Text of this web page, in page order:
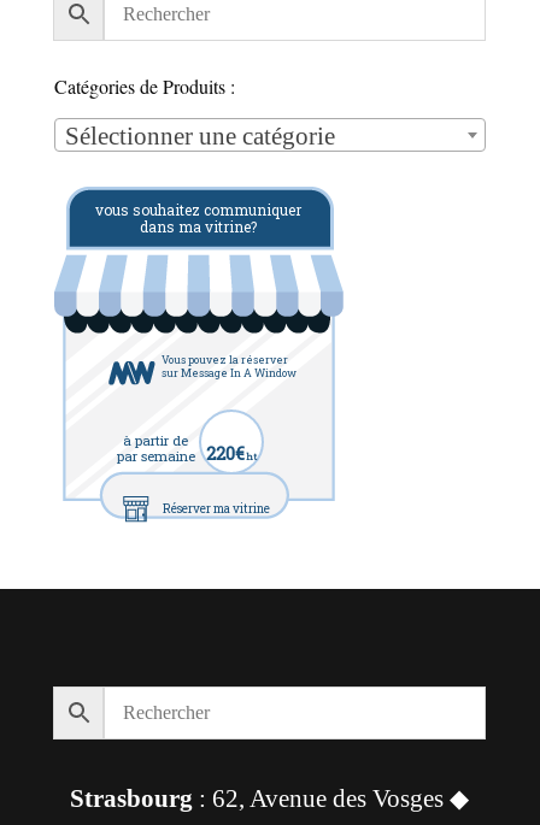
Catégories de Produits :
Sélectionner une catégorie
vous souhaitez communiquer
dans ma vitrine?
Vous pouvez la réserver
sur Message In A Window
à partir de
par semaine 220€ht
Réserver ma vitrine
Strasbourg : 62, Avenue des Vosges ◆